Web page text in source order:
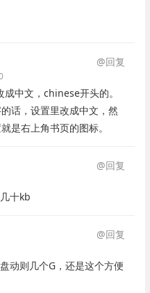
@回复
成中文，chinese开头的。
话，设置里改成中文，然
是右上角书页的图标。
@回复
十kb
@回复
动则几个G，还是这个方便